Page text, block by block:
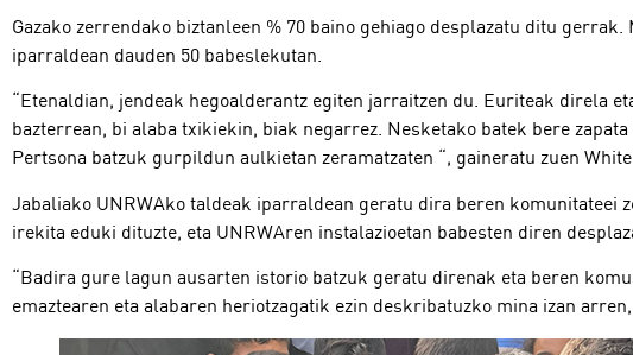
Gazako zerrendako biztanleen % 70 baino gehiago desplazatu ditu
iparraldean dauden 50 babeslekutan.
“Etenaldian, jendeak hegoalderantz egiten jarraitzen du. Euriteak direla
bazterrean, bi alaba txikiekin, biak negarrez. Nesketako batek bere
Pertsona batzuk gurpildun aulkietan zeramatzaten “, gaineratu zuen
Jabaliako UNRWAko taldeak iparraldean geratu dira beren
irekita eduki dituzte, eta UNRWAren instalazioetan babesten diren
“Badira gure lagun ausarten istorio batzuk geratu direnak eta beren
emaztearen eta alabaren heriotzagatik ezin deskribatuzko mina izan